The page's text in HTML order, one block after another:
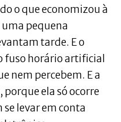
o que economizou à
pequena
tarde. E o
fuso horário artificial
nem percebem. E a
ela só ocorre
levar em conta